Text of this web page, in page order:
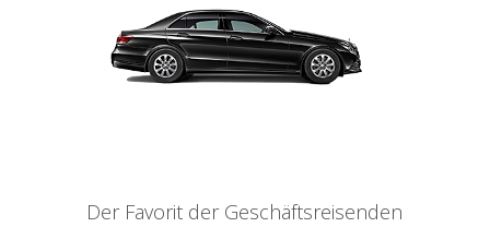
Der Favorit der Geschäftsreisenden